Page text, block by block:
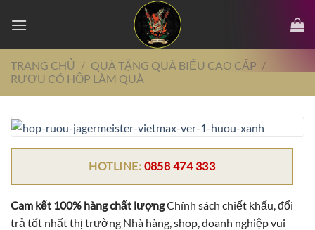
đến
dungTRANG CHỦ / QUÀ TẶNG QUÀ BIẾU CAO CẤP /
RƯỢU CÓ HỘP LÀM QUÀ
HOTLINE: 0858 474 333
Cam kết 100% hàng chất lượngChính sách chiết khấu, đổi
trả tốt nhất thị trường Nhà hàng, shop, doanh nghiệp vui